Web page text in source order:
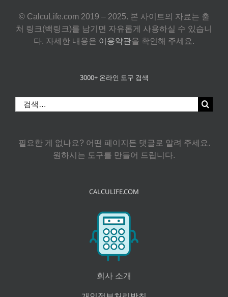
© CalcuLife.com 2019 – 2025. 본 사이트의 자료는 출
처 링크(백링크)를 남기면 자유롭게 사용하실 수 있습니
다. 자세한 내용은 이용약관을 확인해 주세요.
3000+ 온라인 도구 검색
색:
필요한 게 없나요? 어떤 페이지든 댓글로 알려 주세요.
원하시는 도구를 만들어 드립니다.
CALCULIFE.COM
회사 소개